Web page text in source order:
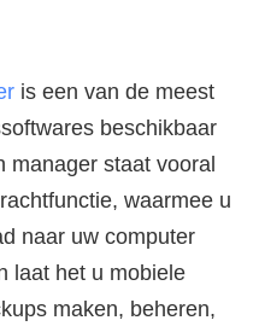
is een van de meest
beschikbaar
manager staat vooral
waarmee u
naar uw computer
laat het u mobiele
maken, beheren,